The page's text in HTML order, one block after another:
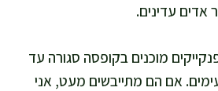
אדים עדינים.
מוכנים בקופסה סגורה עד
טעימים. אם הם מתייבשים מעט, אני